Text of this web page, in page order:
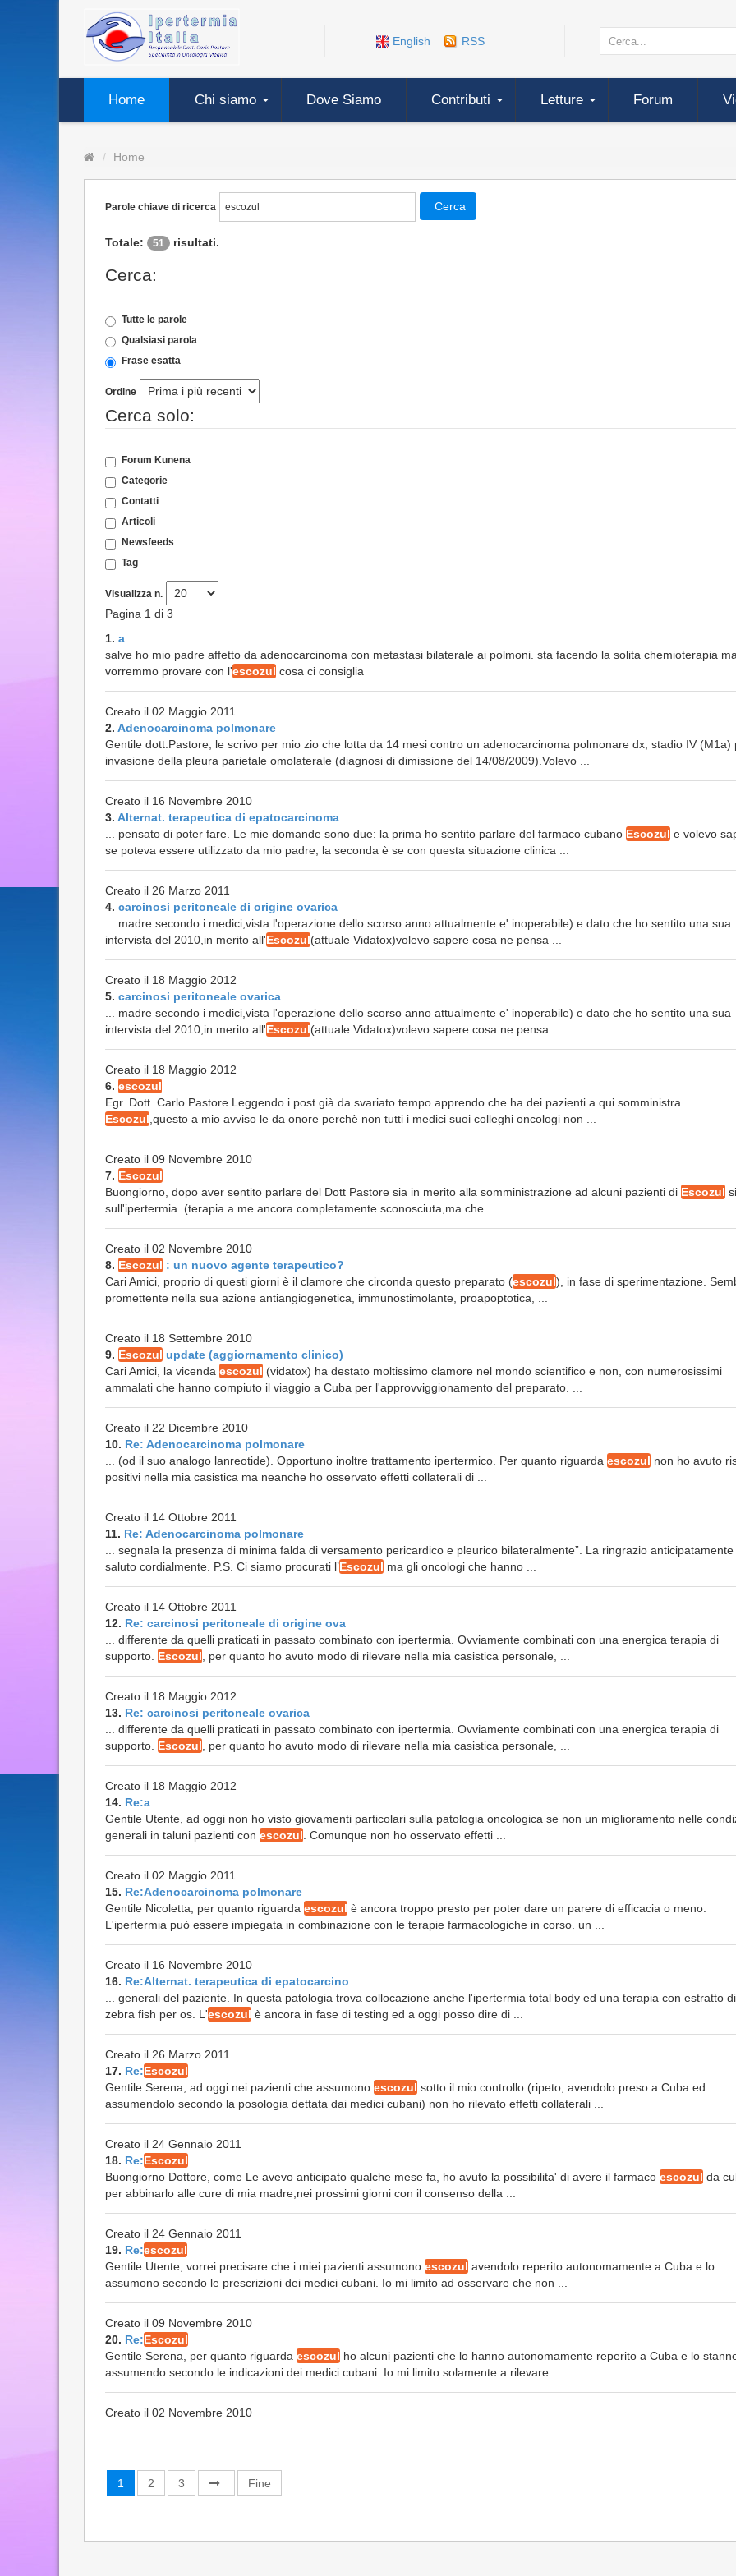
English RSS
Home Chi siamo Dove Siamo Contributi Letture Forum
Home
Parole chiave di ricerca Cerca
Totale: 51 risultati.
Cerca:
Tutte le parole
Qualsiasi parola
Frase esatta
Ordine
Cerca solo:
Forum Kunena
Categorie
Contatti
Articoli
Newsfeeds
Tag
Visualizza n.
Pagina 1 di 3
1. a
salve ho mio padre affetto da adenocarcinoma con metastasi bilaterale ai polmoni. sta facendo la solita chemioterapia
vorremmo provare con l'escozul cosa ci consiglia
Creato il 02 Maggio 2011
2. Adenocarcinoma polmonare
Gentile dott.Pastore, le scrivo per mio zio che lotta da 14 mesi contro un adenocarcinoma polmonare dx, stadio IV (M1a)
invasione della pleura parietale omolaterale (diagnosi di dimissione del 14/08/2009).Volevo ...
Creato il 16 Novembre 2010
3. Alternat. terapeutica di epatocarcinoma
... pensato di poter fare. Le mie domande sono due: la prima ho sentito parlare del farmaco cubano Escozul e volevo
se poteva essere utilizzato da mio padre; la seconda è se con questa situazione clinica ...
Creato il 26 Marzo 2011
4. carcinosi peritoneale di origine ovarica
... madre secondo i medici,vista l'operazione dello scorso anno attualmente e' inoperabile) e dato che ho sentito una sua
intervista del 2010,in merito all'Escozul(attuale Vidatox)volevo sapere cosa ne pensa ...
Creato il 18 Maggio 2012
5. carcinosi peritoneale ovarica
... madre secondo i medici,vista l'operazione dello scorso anno attualmente e' inoperabile) e dato che ho sentito una sua
intervista del 2010,in merito all'Escozul(attuale Vidatox)volevo sapere cosa ne pensa ...
Creato il 18 Maggio 2012
6. escozul
Egr. Dott. Carlo Pastore Leggendo i post già da svariato tempo apprendo che ha dei pazienti a qui somministra
Escozul ,questo a mio avviso le da onore perchè non tutti i medici suoi colleghi oncologi non ...
Creato il 09 Novembre 2010
7. Escozul
Buongiorno, dopo aver sentito parlare del Dott Pastore sia in merito alla somministrazione ad alcuni pazienti di Escozul
sull'ipertermia..(terapia a me ancora completamente sconosciuta,ma che ...
Creato il 02 Novembre 2010
8. Escozul : un nuovo agente terapeutico?
Cari Amici, proprio di questi giorni è il clamore che circonda questo preparato (escozul), in fase di sperimentazione.
promettente nella sua azione antiangiogenetica, immunostimolante, proapoptotica, ...
Creato il 18 Settembre 2010
9. Escozul update (aggiornamento clinico)
Cari Amici, la vicenda escozul (vidatox) ha destato moltissimo clamore nel mondo scientifico e non, con numerosissimi
ammalati che hanno compiuto il viaggio a Cuba per l'approvviggionamento del preparato. ...
Creato il 22 Dicembre 2010
10. Re: Adenocarcinoma polmonare
... (od il suo analogo lanreotide). Opportuno inoltre trattamento ipertermico. Per quanto riguarda escozul non ho avuto
positivi nella mia casistica ma neanche ho osservato effetti collaterali di ...
Creato il 14 Ottobre 2011
11. Re: Adenocarcinoma polmonare
... segnala la presenza di minima falda di versamento pericardico e pleurico bilateralmente”. La ringrazio
saluto cordialmente. P.S. Ci siamo procurati l’Escozul ma gli oncologi che hanno ...
Creato il 14 Ottobre 2011
12. Re: carcinosi peritoneale di origine ova
... differente da quelli praticati in passato combinato con ipertermia. Ovviamente combinati con una energica terapia di
supporto. Escozul , per quanto ho avuto modo di rilevare nella mia casistica personale, ...
Creato il 18 Maggio 2012
13. Re: carcinosi peritoneale ovarica
... differente da quelli praticati in passato combinato con ipertermia. Ovviamente combinati con una energica terapia di
supporto. Escozul , per quanto ho avuto modo di rilevare nella mia casistica personale, ...
Creato il 18 Maggio 2012
14. Re:a
Gentile Utente, ad oggi non ho visto giovamenti particolari sulla patologia oncologica se non un miglioramento nelle
generali in taluni pazienti con escozul . Comunque non ho osservato effetti ...
Creato il 02 Maggio 2011
15. Re:Adenocarcinoma polmonare
Gentile Nicoletta, per quanto riguarda escozul è ancora troppo presto per poter dare un parere di efficacia o meno.
L'ipertermia può essere impiegata in combinazione con le terapie farmacologiche in corso. un ...
Creato il 16 Novembre 2010
16. Re:Alternat. terapeutica di epatocarcino
... generali del paziente. In questa patologia trova collocazione anche l'ipertermia total body ed una terapia con estratto di
zebra fish per os. L'escozul è ancora in fase di testing ed a oggi posso dire di ...
Creato il 26 Marzo 2011
17. Re:Escozul
Gentile Serena, ad oggi nei pazienti che assumono escozul sotto il mio controllo (ripeto, avendolo preso a Cuba ed
assumendolo secondo la posologia dettata dai medici cubani) non ho rilevato effetti collaterali ...
Creato il 24 Gennaio 2011
18. Re:Escozul
Buongiorno Dottore, come Le avevo anticipato qualche mese fa, ho avuto la possibilita' di avere il farmaco escozul da
per abbinarlo alle cure di mia madre,nei prossimi giorni con il consenso della ...
Creato il 24 Gennaio 2011
19. Re:escozul
Gentile Utente, vorrei precisare che i miei pazienti assumono escozul avendolo reperito autonomamente a Cuba e lo
assumono secondo le prescrizioni dei medici cubani. Io mi limito ad osservare che non ...
Creato il 09 Novembre 2010
20. Re:Escozul
Gentile Serena, per quanto riguarda escozul ho alcuni pazienti che lo hanno autonomamente reperito a Cuba e lo
assumendo secondo le indicazioni dei medici cubani. Io mi limito solamente a rilevare ...
Creato il 02 Novembre 2010
1 2 3 Fine